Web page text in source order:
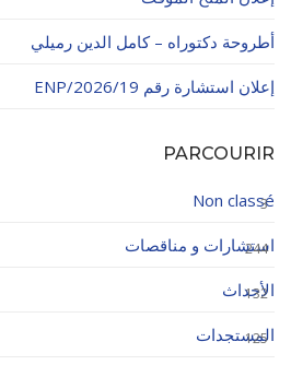
أطروحة دكتوراه – كامل الدين رميلي
إعلان استشارة رقم 19/ENP/2026
PARCOURIR
Non classé
3
استشارات و مناقصات
244
الأحداث
132
المستجدات
125